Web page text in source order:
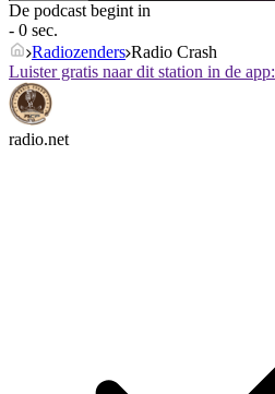
De podcast begint in
- 0 sec.
Radiozenders Radio Crash
Luister gratis naar dit station in de app:
radio.net